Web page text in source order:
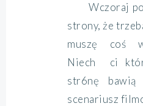
Wczoraj
strony, że
muszę coś
Niech ci
str6nę
scenariusz